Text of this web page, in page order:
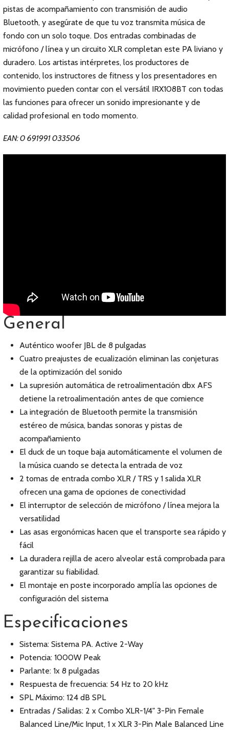
pistas de acompañamiento con transmisión de audio
Bluetooth, y asegúrate de que tu voz transmita música de
fondo con un solo toque. Dos entradas combinadas de
micrófono / línea y un circuito XLR completan este PA liviano y
duradero. Los artistas intérpretes, los productores de
contenido, los instructores de fitness y los presentadores en
movimiento pueden contar con el versátil IRX108BT con todas
las funciones para ofrecer un sonido impresionante y de
calidad profesional en todo momento.
EAN: 0 691991 033506
General
Auténtico woofer JBL de 8 pulgadas
Cuatro preajustes de ecualización eliminan las conjeturas
de la optimización del sonido
La supresión automática de retroalimentación dbx AFS
detiene la retroalimentación antes de que comience
La integración de Bluetooth permite la transmisión
estéreo de música, bandas sonoras y pistas de
acompañamiento
El duck de un toque baja automáticamente el volumen de
la música cuando se detecta la entrada de voz
2 tomas de entrada combo XLR / TRS y 1 salida XLR
ofrecen una gama de opciones de conectividad
El interruptor de selección de micrófono / línea mejora la
versatilidad
Las asas ergonómicas hacen que el transporte sea rápido y
fácil
La duradera rejilla de acero alveolar está comprobada para
garantizar su fiabilidad.
El montaje en poste incorporado amplía las opciones de
configuración del sistema
Especificaciones
Sistema: Sistema PA. Active 2-Way
Potencia: 1000W Peak
Parlante: 1x 8 pulgadas
Respuesta de frecuencia: 54 Hz to 20 kHz
SPL Máximo: 124 dB SPL
Entradas / Salidas: 2 x Combo XLR-1/4" 3-Pin Female
Balanced Line/Mic Input, 1 x XLR 3-Pin Male Balanced Line